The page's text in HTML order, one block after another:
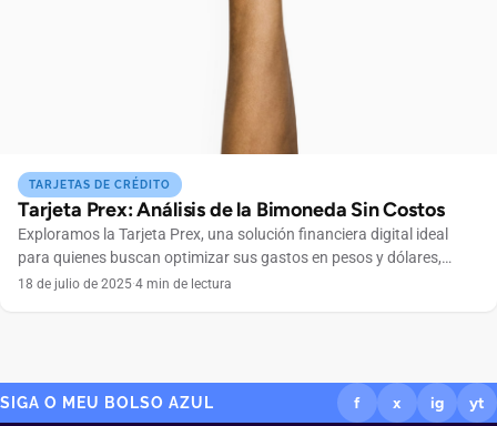
TARJETAS DE CRÉDITO
Tarjeta Prex: Análisis de la Bimoneda Sin Costos
Exploramos la Tarjeta Prex, una solución financiera digital ideal
para quienes buscan optimizar sus gastos en pesos y dólares,
especialmente jóvenes y viajeros. Conoce cómo esta tarjeta
18 de julio de 2025·4 min de lectura
SIGA O MEU BOLSO AZUL f x ig yt